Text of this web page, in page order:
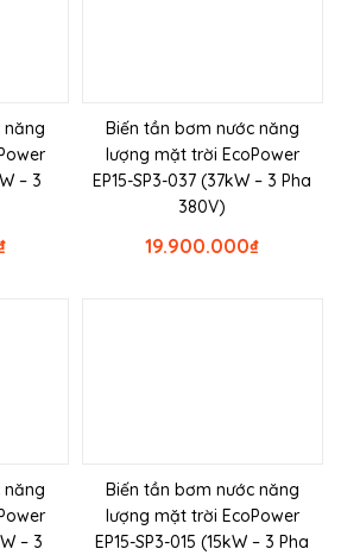
năng
– 3
Biến tần bơm nước năng
lượng mặt trời EcoPower
EP15-SP3-037 (37kW – 3 Pha
380V)
₫
19.900.000
năng
– 3
Biến tần bơm nước năng
lượng mặt trời EcoPower
EP15-SP3-015 (15kW – 3 Pha